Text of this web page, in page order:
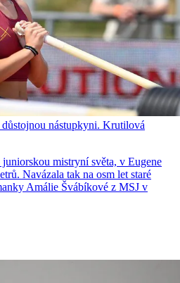
nástupkyni. Krutilová
mistryní světa, v Eugene
Navázala tak na osm let staré
Amálie Švábíkové z MSJ v